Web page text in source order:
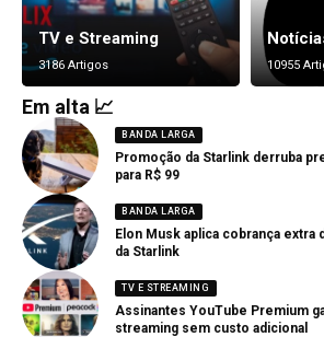
TV e Streaming
3186 Artigos 10955
Em alta 📈
BANDA LARGA
Promoção da Starlink derruba
para R$ 99
BANDA LARGA
Elon Musk aplica cobrança extra
da Starlink
TV E STREAMING
Assinantes YouTube Premium
streaming sem custo adicional